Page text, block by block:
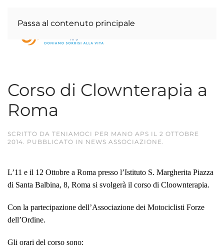
Passa al contenuto principale
Corso di Clownterapia a
Roma
SCRITTO DA TENIAMOCI PER MANO APS IL 2 OTTOBRE
2014. PUBBLICATO IN NEWS ASSOCIAZIONE .
L’11 e il 12 Ottobre a Roma presso l’Istituto S. Margherita Piazza
di Santa Balbina, 8, Roma si svolgerà il corso di Cloownterapia.
Con la partecipazione dell’Associazione dei Motociclisti Forze
dell’Ordine.
Gli orari del corso sono: